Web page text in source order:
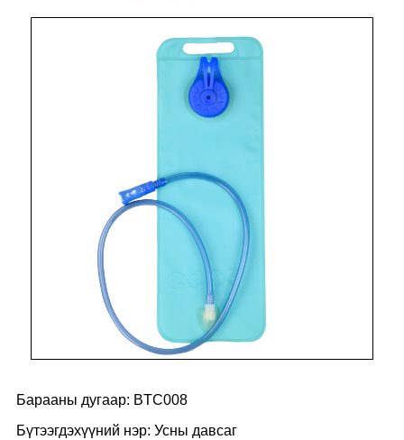
Барааны дугаар: BTC008
Бүтээгдэхүүний нэр: Усны давсаг